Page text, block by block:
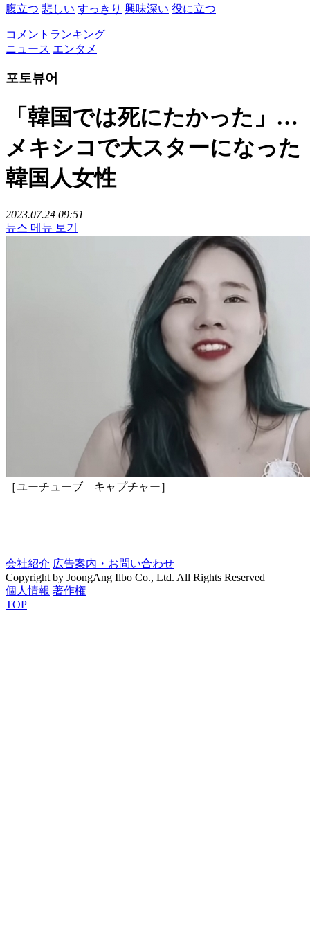
腹立つ 悲しい すっきり 興味深い 役に立つ
コメントランキング
ニュース エンタメ
포토뷰어
「韓国では死にたかった」…
メキシコで大スターになった
韓国人女性
2023.07.24 09:51
뉴스 메뉴 보기
［ユーチューブ キャプチャー］
会社紹介 広告案内・お問い合わせ
Copyright by JoongAng Ilbo Co., Ltd. All Rights Reserved
個人情報 著作権
TOP